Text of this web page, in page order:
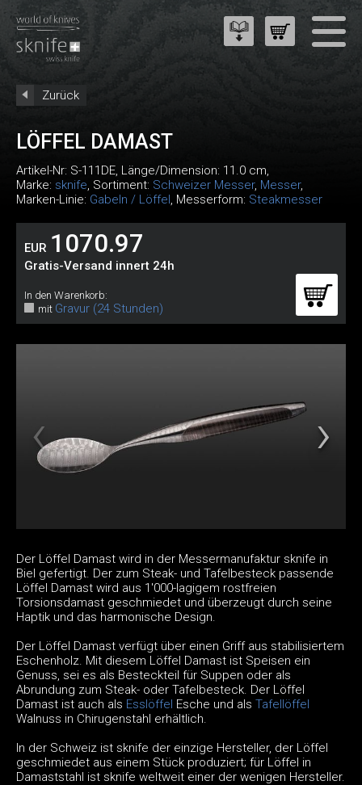
Zurück
LÖFFEL DAMAST
Artikel-Nr: S-111DE, Länge/Dimension: 11.0 cm,
Marke: sknife, Sortiment: Schweizer Messer, Messer,
Marken-Linie: Gabeln / Löffel, Messerform: Steakmesser
EUR 1070.97
Gratis-Versand innert 24h
In den Warenkorb:
mit Gravur (24 Stunden)
Der Löffel Damast wird in der Messermanufaktur sknife in
Biel gefertigt. Der zum Steak- und Tafelbesteck passende
Löffel Damast wird aus 1'000-lagigem rostfreien
Torsionsdamast geschmiedet und überzeugt durch seine
Haptik und das harmonische Design.
Der Löffel Damast verfügt über einen Griff aus stabilisiertem
Eschenholz. Mit diesem Löffel Damast ist Speisen ein
Genuss, sei es als Besteckteil für Suppen oder als
Abrundung zum Steak- oder Tafelbesteck. Der Löffel
Damast ist auch als Esslöffel Esche und als Tafellöffel
Walnuss in Chirugenstahl erhältlich.
In der Schweiz ist sknife der einzige Hersteller, der Löffel
geschmiedet aus einem Stück produziert; für Löffel in
Damaststahl ist sknife weltweit einer der wenigen Hersteller.